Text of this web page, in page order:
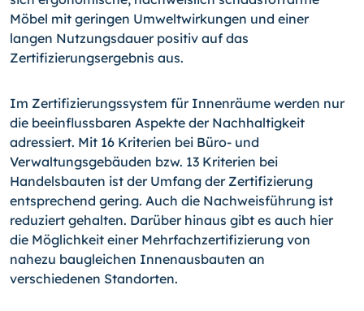
Möbel mit geringen Umweltwirkungen und einer
langen Nutzungsdauer positiv auf das
Zertifizierungsergebnis aus.
Im Zertifizierungssystem für Innenräume werden nur
die beeinflussbaren Aspekte der Nachhaltigkeit
adressiert. Mit 16 Kriterien bei Büro- und
Verwaltungsgebäuden bzw. 13 Kriterien bei
Handelsbauten ist der Umfang der Zertifizierung
entsprechend gering. Auch die Nachweisführung ist
reduziert gehalten. Darüber hinaus gibt es auch hier
die Möglichkeit einer Mehrfachzertifizierung von
nahezu baugleichen Innenausbauten an
verschiedenen Standorten.